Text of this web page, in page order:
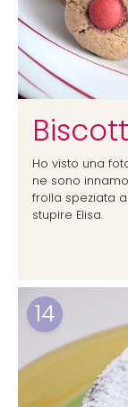
Ho visto una
ne sono
frolla speziata
stupire Elisa.
14